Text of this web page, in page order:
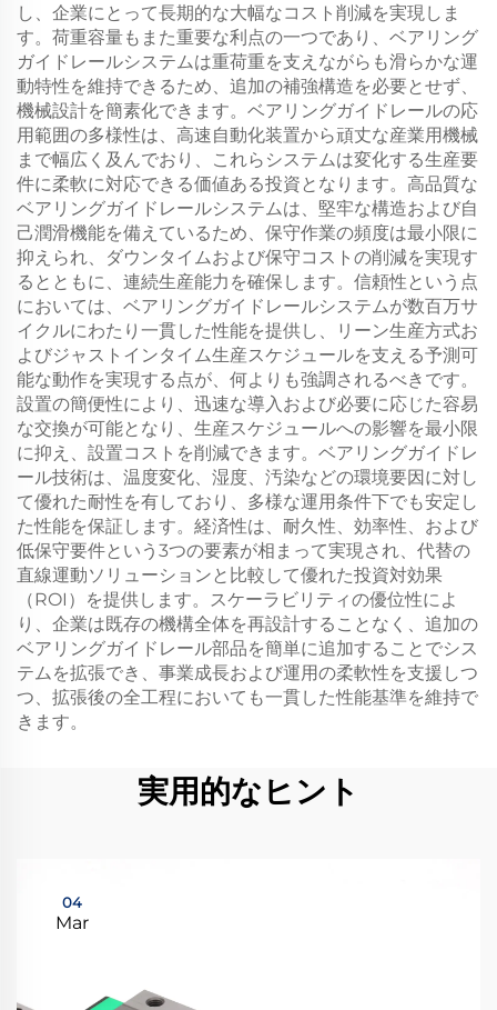
し、企業にとって長期的な大幅なコスト削減を実現しま
す。荷重容量もまた重要な利点の一つであり、ベアリング
ガイドレールシステムは重荷重を支えながらも滑らかな運
動特性を維持できるため、追加の補強構造を必要とせず、
機械設計を簡素化できます。ベアリングガイドレールの応
用範囲の多様性は、高速自動化装置から頑丈な産業用機械
まで幅広く及んでおり、これらシステムは変化する生産要
件に柔軟に対応できる価値ある投資となります。高品質な
ベアリングガイドレールシステムは、堅牢な構造および自
己潤滑機能を備えているため、保守作業の頻度は最小限に
抑えられ、ダウンタイムおよび保守コストの削減を実現す
るとともに、連続生産能力を確保します。信頼性という点
においては、ベアリングガイドレールシステムが数百万サ
イクルにわたり一貫した性能を提供し、リーン生産方式お
よびジャストインタイム生産スケジュールを支える予測可
能な動作を実現する点が、何よりも強調されるべきです。
設置の簡便性により、迅速な導入および必要に応じた容易
な交換が可能となり、生産スケジュールへの影響を最小限
に抑え、設置コストを削減できます。ベアリングガイドレ
ール技術は、温度変化、湿度、汚染などの環境要因に対し
て優れた耐性を有しており、多様な運用条件下でも安定し
た性能を保証します。経済性は、耐久性、効率性、および
低保守要件という3つの要素が相まって実現され、代替の
直線運動ソリューションと比較して優れた投資対効果
（ROI）を提供します。スケーラビリティの優位性によ
り、企業は既存の機構全体を再設計することなく、追加の
ベアリングガイドレール部品を簡単に追加することでシス
テムを拡張でき、事業成長および運用の柔軟性を支援しつ
つ、拡張後の全工程においても一貫した性能基準を維持で
きます。
実用的なヒント
04
Mar